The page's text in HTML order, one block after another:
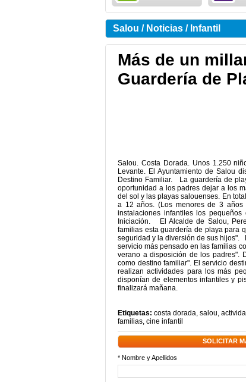
Salou / Noticias / Infantil
Más de un
Guardería de
Salou. Costa Dorada. Unos 1.250
Levante. El Ayuntamiento de Salou
Destino Familiar. La guardería de
oportunidad a los padres dejar a los
del sol y las playas salouenses. En
a 12 años. (Los menores de 3 años
instalaciones infantiles los
Iniciación. El Alcalde de Salou,
familias esta guardería de playa para
seguridad y la diversión de sus hijos".
servicio más pensado en las familias
verano a disposición de los padres".
como destino familiar". El servicio
realizan actividades para los más
disponían de elementos infantiles y
finalizará mañana.
Etiquetas: costa dorada, salou,
familias, cine infantil
SOLICITAR
* Nombre y Apellidos